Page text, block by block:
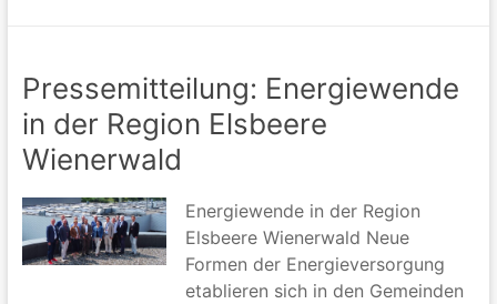
Pressemitteilung: Energiewende
in der Region Elsbeere
Wienerwald
Energiewende in der Region
Elsbeere Wienerwald Neue
Formen der Energieversorgung
etablieren sich in den Gemeinden